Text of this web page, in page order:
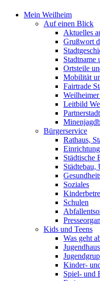
Mein Weilheim
Auf einen Blick
Aktuelles
Grußwort
Stadtname
Ortsteile
Mobilität
Fairtrade
Leitbild
Bürgerservice
Rathaus,
Städtische
Soziales
Schulen
Kids und Teens
Was geht
Kinder-
Spiel- und